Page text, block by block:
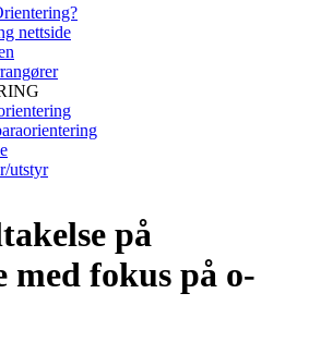
nettside
utstyr
på
med fokus på o-